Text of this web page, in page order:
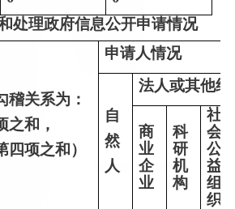
处理政府信息公开申请情况
稽关系为：
之和，
项之和）
申请人情况
自
然
人
法人或其他组
商
业
企
业
科
研
机
构
社
会
公
益
组
织